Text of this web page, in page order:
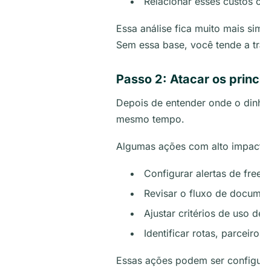
Essa análise fica muito mais
Sem essa base, você tende a
Passo 2: Atacar os
Depois de entender onde o
mesmo tempo.
Algumas ações com alto
Configurar alertas de
Revisar o fluxo de
Ajustar critérios de uso
Identificar rotas,
Essas ações podem ser